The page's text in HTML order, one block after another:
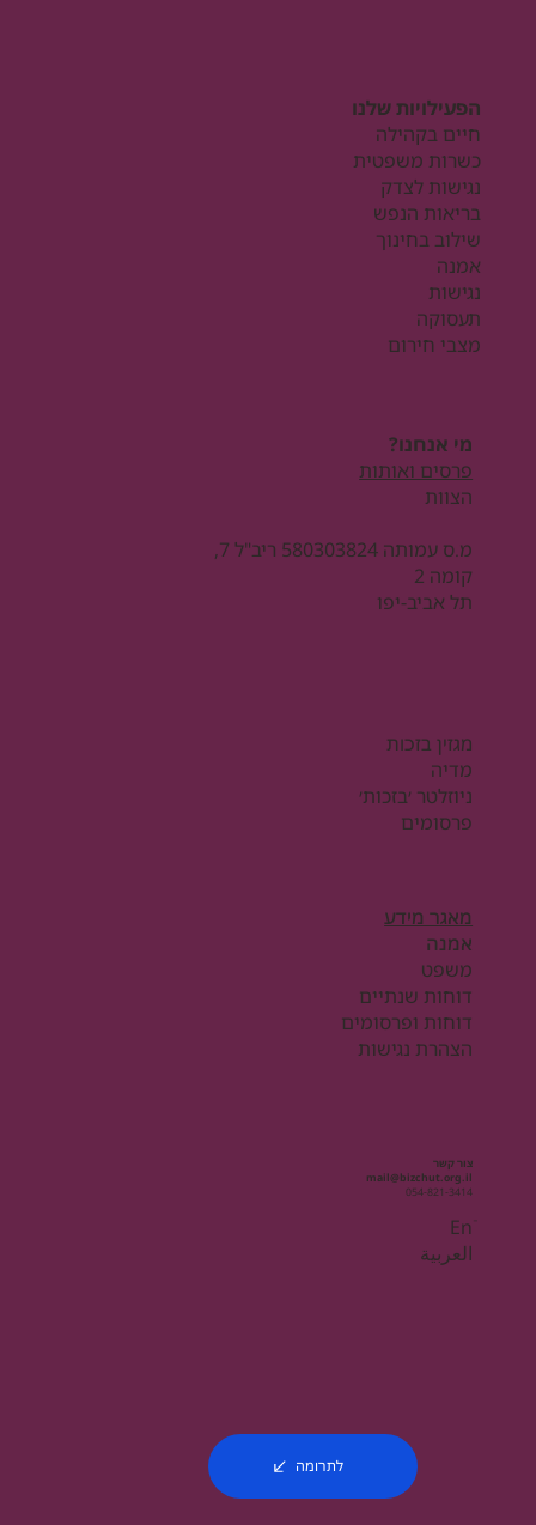
צור קשר
mail@bizchut.org.il
054-821-3414
Enֿ
العربية
הפעילויות שלנו
חיים בקהילה
כשרות משפטית
נגישות לצדק
בריאות הנפש
שילוב בחינוך
אמנה
נגישות
תעסוקה
מצבי חירום
מי אנחנו?
פרסים ואותות
הצוות
מ.ס עמותה 580303824 ריב"ל 7,
קומה 2
תל אביב-יפו
מגזין בזכות
מדיה
ניוזלטר ׳בזכות׳
פרסומים
מאגר מידע
אמנה
משפט
דוחות שנתיים
דוחות ופרסומים
הצהרת נגישות
לתרומה